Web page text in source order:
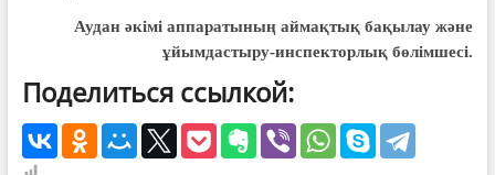
Аудан әкімі аппаратының аймақтық бақылау және
ұйымдастыру-инспекторлық бөлімшесі.
Поделиться ссылкой: